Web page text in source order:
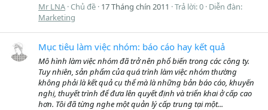
Mr LNA Chủ đề 17 Tháng chín 2011 Trả lời: 0 Diễn đàn:
Marketing
Mục tiêu làm việc nhóm: báo cáo hay kết quả
Mô hình làm việc nhóm đã trở nên phổ biến trong các công ty.
Tuy nhiên, sản phẩm của quá trình làm việc nhóm thường
không phải là kết quả cụ thể mà là những bản báo cáo, khuyến
nghị, thuyết trình để đưa lên quyết định và triển khai ở cấp cao
hơn. Tôi đã từng nghe một quản lý cấp trung tại một...